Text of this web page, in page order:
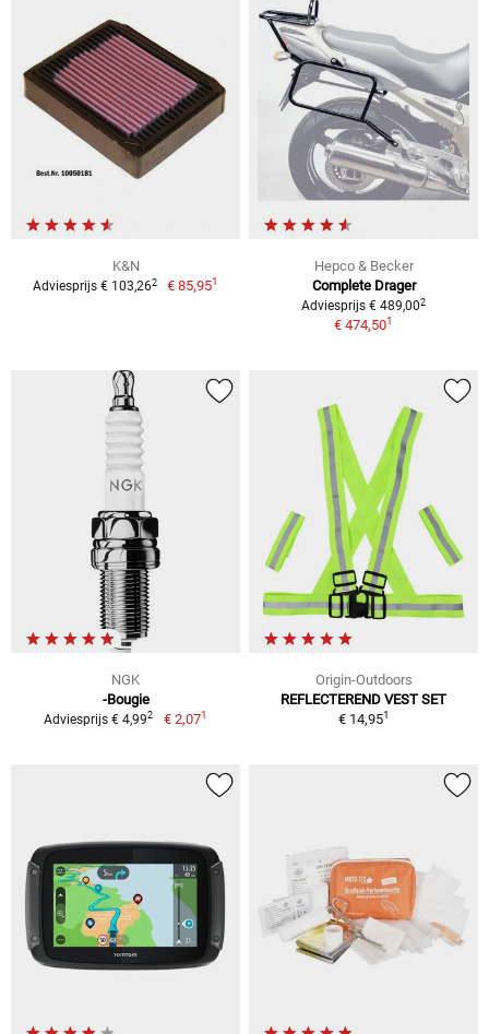
K&N
Adviesprijs € 103,262 € 85,951
Hepco & Becker
Complete Drager
Adviesprijs € 489,002
€ 474,501
NGK
-Bougie
Adviesprijs € 4,992 € 2,071
Origin-Outdoors
REFLECTEREND VEST SET
€ 14,951